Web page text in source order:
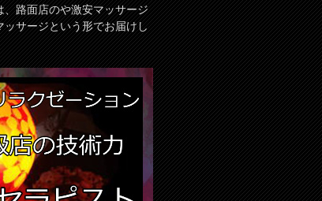
路面店のや激安マッサージ
サージという形でお届けし